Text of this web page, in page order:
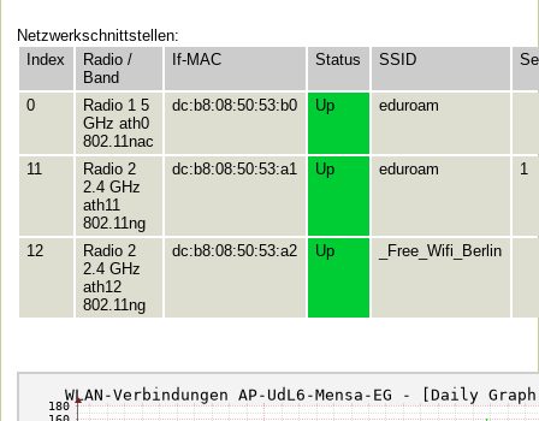
Netzwerkschnittstellen:
Index
Radio /
Band
If-MAC Status SSID
0
Radio 1 5
GHz ath0
802.11nac
dc:b8:08:50:53:b0 Up eduroam
11
Radio 2
2.4 GHz
ath11
802.11ng
dc:b8:08:50:53:a1 Up eduroam 1
12
Radio 2
2.4 GHz
ath12
802.11ng
dc:b8:08:50:53:a2 Up _Free_Wifi_Berlin